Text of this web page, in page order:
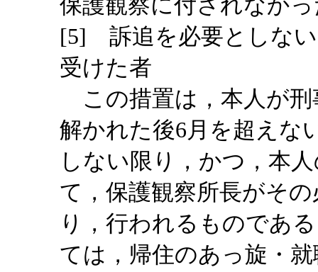
[5] 訴追を必要としな
受けた者
この措置は，本人が刑
解かれた後6月を超えな
しない限り，かつ，本
て，保護観察所長がそ
り，行われるものであ
ては，帰住のあっ旋・